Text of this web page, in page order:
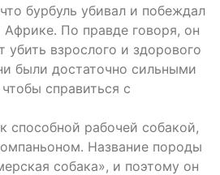
бурбуль убивал и побеждал
По правде говоря, он
убить взрослого и здорового
были достаточно сильными
справиться с
способной рабочей собакой,
Название породы
собака», и поэтому он